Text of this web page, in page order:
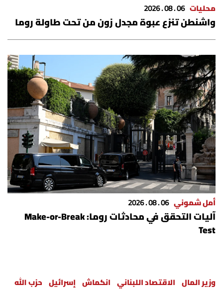
شروط الإشتراك
Digital solutions by
محليات 06 . 08 . 2026
واشنطن تنزع عبوة مجدل زون من تحت طاولة روما
أمل شموني 06 . 08 . 2026
آليات التحقق في محادثات روما: Make-or-Break
Test
وزير المال الاقتصاد اللبناني انكماش إسرائيل حزب الله